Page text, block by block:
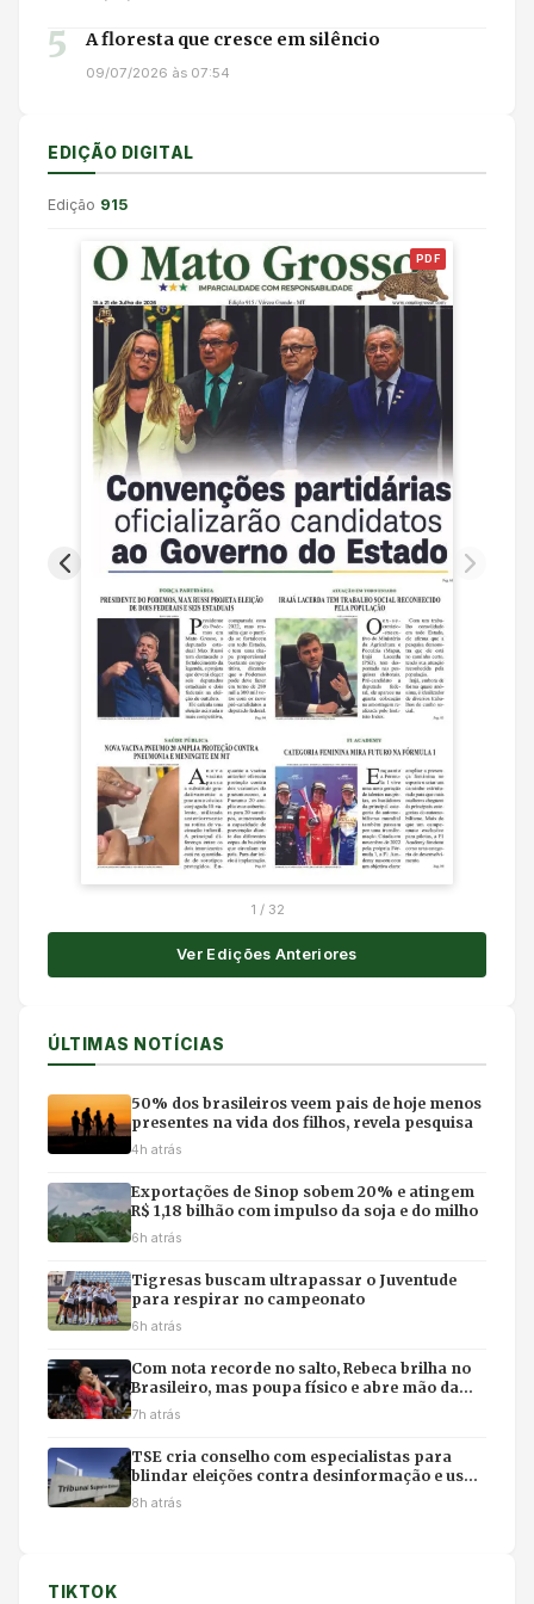
5 A floresta que cresce em silêncio
09/07/2026 às 07:54
EDIÇÃO DIGITAL
Edição 915
PDF
1 / 32
Ver Edições Anteriores
ÚLTIMAS NOTÍCIAS
50% dos brasileiros veem pais de hoje menos
presentes na vida dos filhos, revela pesquisa
4h atrás
Exportações de Sinop sobem 20% e atingem
R$ 1,18 bilhão com impulso da soja e do milho
6h atrás
Tigresas buscam ultrapassar o Juventude
para respirar no campeonato
6h atrás
Com nota recorde no salto, Rebeca brilha no
Brasileiro, mas poupa físico e abre mão da
final individual
7h atrás
TSE cria conselho com especialistas para
blindar eleições contra desinformação e uso
ilícito de IA
8h atrás
TIKTOK